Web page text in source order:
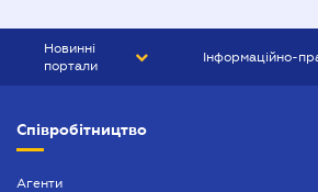
Новинні
портали
БІЗНЕС
Інформаційно-
Співробітництво
Агенти